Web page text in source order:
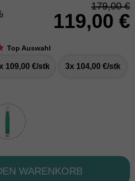
179,00 €
119,00 €
Top Auswahl
109,00 €/stk 3x 104,00 €/stk
WARENKORB